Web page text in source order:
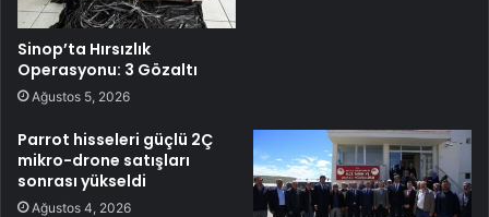
Sinop’ta Hırsızlık
Operasyonu: 3 Gözaltı
Ağustos 5, 2026
Parrot hisseleri güçlü 2Ç
mikro-drone satışları
sonrası yükseldi
Ağustos 4, 2026